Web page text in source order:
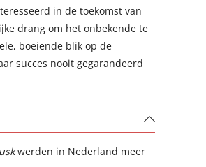
in de toekomst van
drang om het onbekende te
boeiende blik op de
succes nooit gegarandeerd
werden in Nederland meer